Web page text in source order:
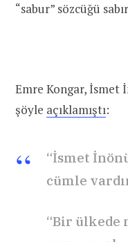
“sabur” sözcüğü
Emre Kongar, İsmet
şöyle açıklamıştı:
“İsmet
cümle
“Bir ülkede